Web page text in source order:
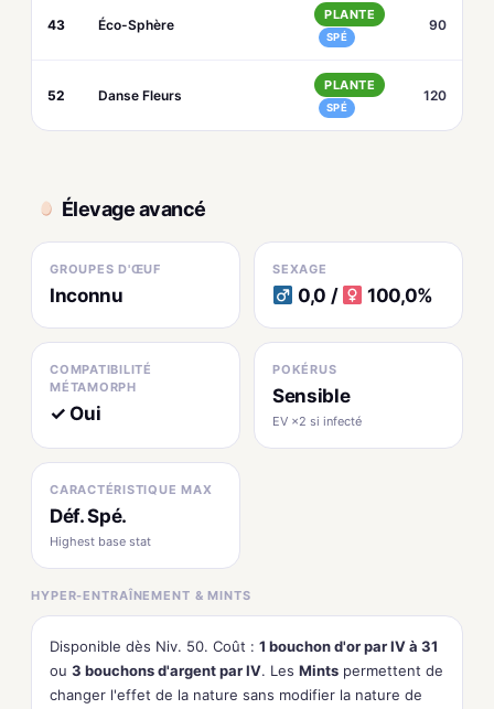
43 Éco-Sphère
PLANTE
SPÉ
90
52 Danse Fleurs
PLANTE
SPÉ
120
Élevage avancé
GROUPES D'ŒUF
Inconnu
SEXAGE
0,0 / 100,0%
COMPATIBILITÉ
MÉTAMORPH
✓ Oui
POKÉRUS
Sensible
EV ×2 si infecté
CARACTÉRISTIQUE MAX
Déf. Spé.
Highest base stat
HYPER-ENTRAÎNEMENT & MINTS
Disponible dès Niv. 50. Coût : 1 bouchon d'or par IV à 31
ou 3 bouchons d'argent par IV. Les Mints permettent de
changer l'effet de la nature sans modifier la nature de